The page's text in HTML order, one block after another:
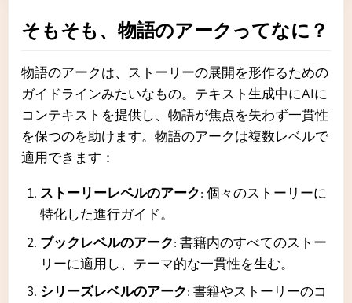
そもそも、物語のアークってなに？
物語のアークは、ストーリーの展開を形作るための
ガイドラインみたいなもの。テキスト生成中にAIに
コンテキストを提供し、物語が焦点を失わず一貫性
を保つのを助けます。物語のアークは複数レベルで
適用できます：
ストーリーレベルのアーク: 個々のストーリーに
特化した進行ガイド。
ブックレベルのアーク: 書籍内のすべてのストー
リーに適用し、テーマ的な一貫性を生む。
シリーズレベルのアーク: 書籍やストーリーのコ